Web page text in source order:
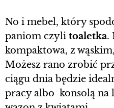
No i mebel, który
paniom czyli toaletka.
kompaktowa, z
Możesz rano zrobić
ciągu dnia będzie
pracy albo konsolą na